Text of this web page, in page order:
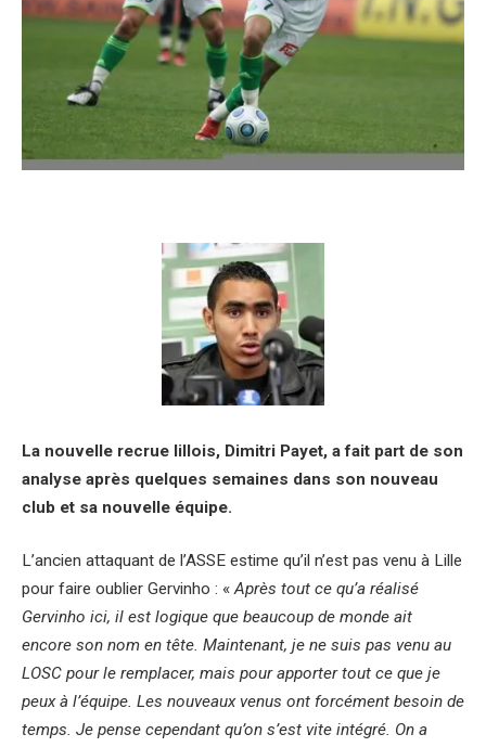
La nouvelle recrue lillois, Dimitri Payet, a fait part de son
analyse après quelques semaines dans son nouveau
club et sa nouvelle équipe.
L’ancien attaquant de l’ASSE estime qu’il n’est pas venu à Lille
pour faire oublier Gervinho : «Après tout ce qu’a réalisé
Gervinho ici, il est logique que beaucoup de monde ait
encore son nom en tête. Maintenant, je ne suis pas venu au
LOSC pour le remplacer, mais pour apporter tout ce que je
peux à l’équipe. Les nouveaux venus ont forcément besoin de
temps. Je pense cependant qu’on s’est vite intégré. On a